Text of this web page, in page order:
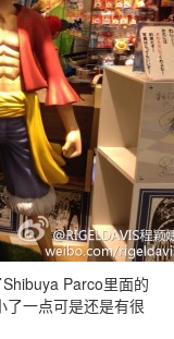
Parco里面的
一点可是还是有很